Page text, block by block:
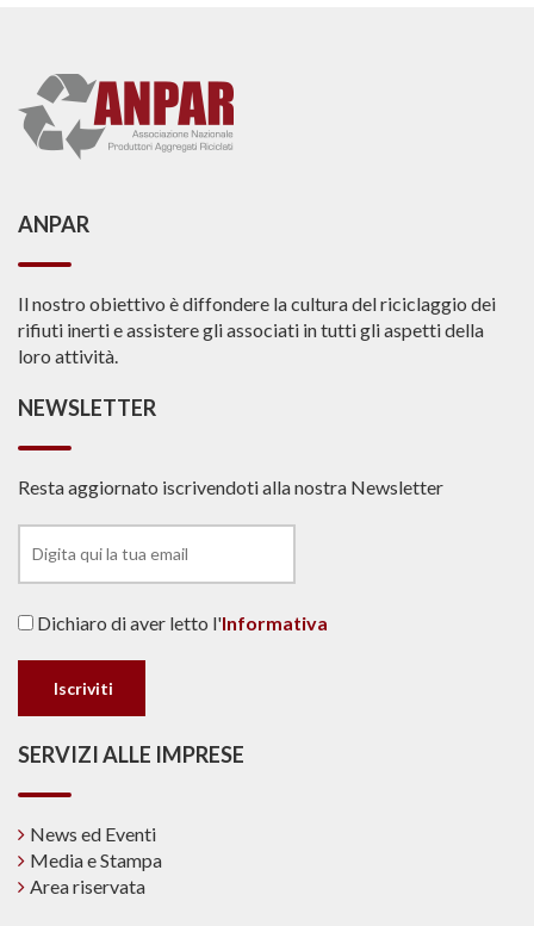
ANPAR
Il nostro obiettivo è diffondere la cultura del riciclaggio dei
rifiuti inerti e assistere gli associati in tutti gli aspetti della
loro attività.
NEWSLETTER
Resta aggiornato iscrivendoti alla nostra Newsletter
Dichiaro di aver letto l'Informativa
SERVIZI ALLE IMPRESE
News ed Eventi
Media e Stampa
Area riservata